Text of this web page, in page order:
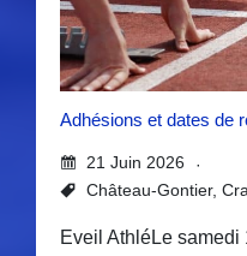
Adhésions et dates de
21 Juin 2026
Château-Gontier,
Eveil AthléLe samedi